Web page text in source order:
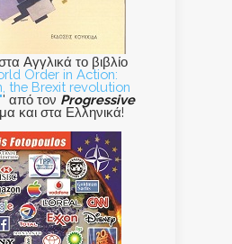
Αγγλικά το βιβλίο
Order in Action:
the Brexit revolution
' από τον Progressive
και στα Ελληνικά!